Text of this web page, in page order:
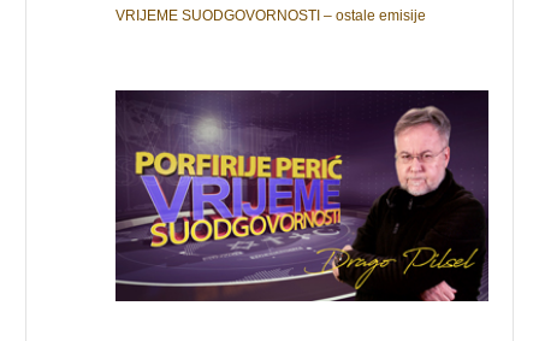
VRIJEME SUODGOVORNOSTI – ostale emisije